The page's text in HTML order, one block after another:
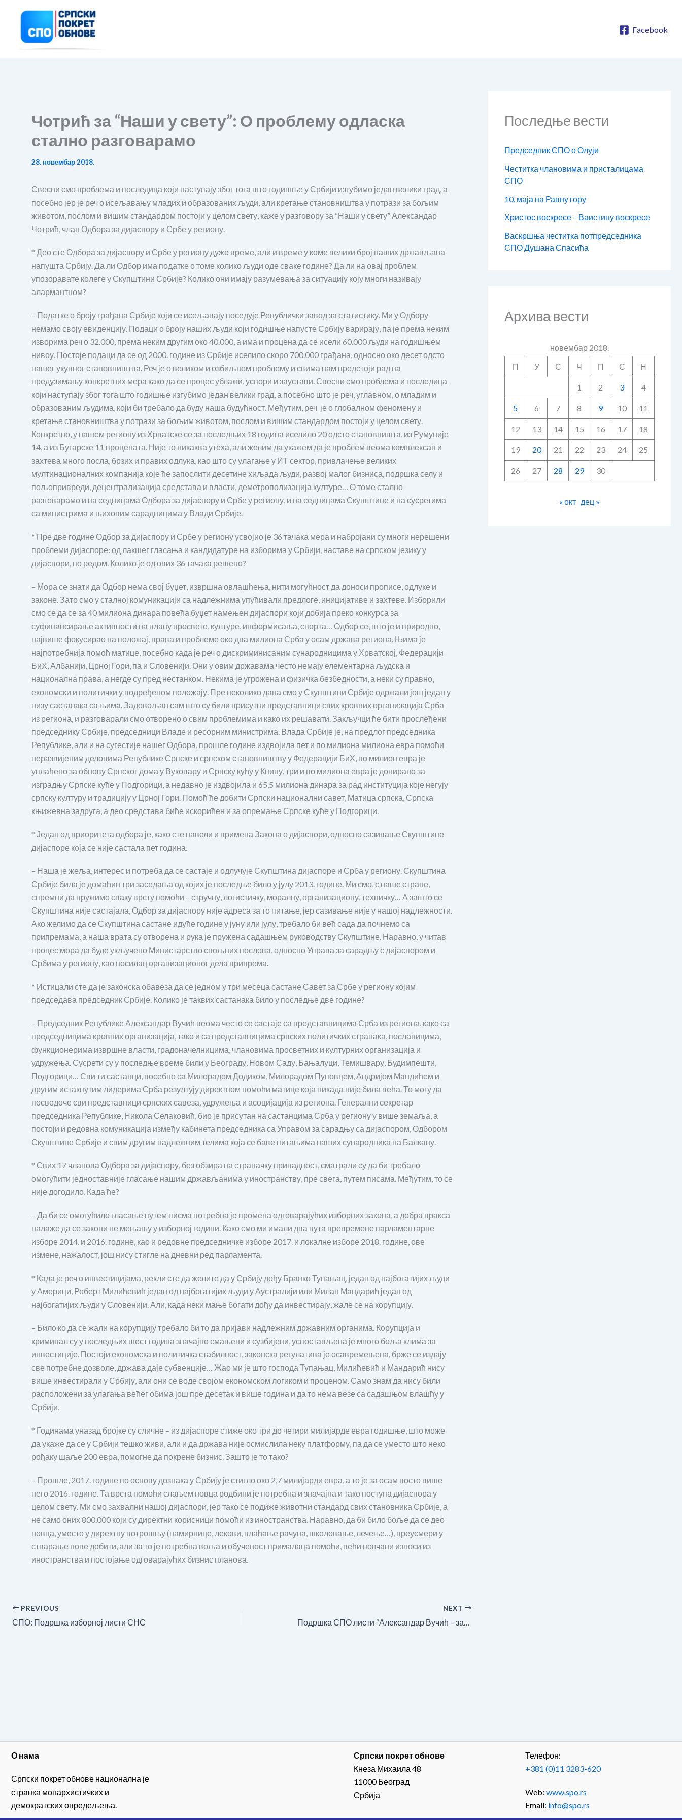
садржај
Facebook
Чотрић за “Наши у свету”: О проблему одласка
стално разговарамо
28. новембар 2018.
Свесни смо проблема и последица који наступају због тога што годишње у Србији изгубимо један велики град, а
посебно јер је реч о исељавању младих и образованих људи, али кретање становништва у потрази за бољим
животом, послом и вишим стандардом постоји у целом свету, каже у разговору за “Наши у свету” Александар
Чотрић, члан Одбора за дијаспору и Србе у региону.
* Део сте Одбора за дијаспору и Србе у региону дуже време, али и време у коме велики број наших држављана
напушта Србију. Да ли Одбор има податке о томе колико људи оде сваке године? Да ли на овај проблем
упозоравате колеге у Скупштини Србије? Колико они имају разумевања за ситуацију коју многи називају
алармантном?
– Податке о броју грађана Србије који се исељавају поседује Републички завод за статистику. Ми у Одбору
немамо своју евиденцију. Подаци о броју наших људи који годишње напусте Србију варирају, па је према неким
изворима реч о 32.000, према неким другим око 40.000, а има и процена да се исели 60.000 људи на годишњем
нивоу. Постоје подаци да се од 2000. године из Србије иселило скоро 700.000 грађана, односно око десет одсто
нашег укупног становништва. Реч је о великом и озбиљном проблему и свима нам предстоји рад на
предузимању конкретних мера како да се процес ублажи, успори и заустави. Свесни смо проблема и последица
који наступају због тога што годишње изгубимо један велики град, а посебно што је реч, углавном, о младим и
образованим људима, који би требало да буду наша будућност. Међутим, реч је о глобалном феномену и
кретање становништва у потрази за бољим животом, послом и вишим стандардом постоји у целом свету.
Конкретно, у нашем региону из Хрватске се за последњих 18 година иселило 20 одсто становништа, из Румуније
14, а из Бугарске 11 процената. Није то никаква утеха, али желим да укажем да је проблем веома комплексан и
захтева много посла, брзих и правих одлука, као што су улагање у ИТ сектор, привлачење великих
мултинационалних компанија које ће запослити десетине хиљада људи, развој малог бизниса, подршка селу и
пољопривреди, децентрализација средстава и власти, деметрополизација културе… О томе стално
разговарамо и на седницама Одбора за дијаспору и Србе у региону, и на седницама Скупштине и на сусретима
са министрима и њиховим сарадницима у Влади Србије.
* Пре две године Одбор за дијаспору и Србе у региону усвојио је 36 тачака мера и набројани су многи нерешени
проблеми дијаспоре: од лакшег гласања и кандидатуре на изборима у Србији, наставе на српском језику у
дијаспори, по редом. Колико је од ових 36 тачака решено?
– Мора се знати да Одбор нема свој буџет, извршна овлашћења, нити могућност да доноси прописе, одлуке и
законе. Зато смо у сталној комуникацији са надлежнима упућивали предлоге, иницијативе и захтеве. Изборили
смо се да се за 40 милиона динара повећа буџет намењен дијаспори који добија преко конкурса за
суфинансирање активности на плану просвете, културе, информисања, спорта… Одбор се, што је и природно,
највише фокусирао на положај, права и проблеме око два милиона Срба у осам држава региона. Њима је
најпотребнија помоћ матице, посебно када је реч о дискриминисаним сународницима у Хрватској, Федерацији
БиХ, Албанији, Црној Гори, па и Словенији. Они у овим државама често немају елементарна људска и
национална права, а негде су пред нестанком. Некима је угрожена и физичка безбедности, а неки су правно,
економски и политички у подређеном положају. Пре неколико дана смо у Скупштини Србије одржали још један у
низу састанака са њима. Задовољан сам што су били присутни представници свих кровних организација Срба
из региона, и разговарали смо отворено о свим проблемима и како их решавати. Закључци ће бити прослеђени
председнику Србије, председници Владе и ресорним министрима. Влада Србије је, на предлог председника
Републике, али и на сугестије нашег Одбора, прошле године издвојила пет и по милиона милиона евра помоћи
неразвијеним деловима Републике Српске и српском становништву у Федерацији БиХ, по милион евра је
уплаћено за обнову Српског дома у Вуковару и Српску кућу у Книну, три и по милиона евра је донирано за
изградњу Српске куће у Подгорици, а недавно је издвојила и 65,5 милиона динара за рад институција које негују
српску културу и традицију у Црној Гори. Помоћ ће добити Српски национални савет, Матица српска, Српска
књижевна задруга, а део средстава биће искорићен и за опремање Српске куће у Подгорици.
* Један од приоритета одбора је, како сте навели и примена Закона о дијаспори, односно сазивање Скупштине
дијаспоре која се није састала пет година.
– Наша је жеља, интерес и потреба да се састаје и одлучује Скупштина дијаспоре и Срба у региону. Скупштина
Србије била је домаћин три заседања од којих је последње било у јулу 2013. године. Ми смо, с наше стране,
спремни да пружимо сваку врсту помоћи – стручну, логистичку, моралну, организациону, техничку… А зашто се
Скупштина није састајала, Одбор за дијаспору није адреса за то питање, јер сазивање није у нашој надлежности.
Ако желимо да се Скупштина састане идуће године у јуну или јулу, требало би већ сада да почнемо са
припремама, а наша врата су отворена и рука је пружена садашњем руководству Скупштине. Наравно, у читав
процес мора да буде укључено Министарство спољних послова, односно Управа за сарадњу с дијаспором и
Србима у региону, као носилац организационог дела припрема.
* Истицали сте да је законска обавеза да се једном у три месеца састане Савет за Србе у региону којим
председава председник Србије. Колико је таквих састанака било у последње две године?
– Председник Републике Александар Вучић веома често се састаје са представницима Срба из региона, како са
председницима кровних организација, тако и са представницима српских политичких странака, посланицима,
функционерима извршне власти, градоначелницима, члановима просветних и културних организација и
удружења. Сусрети су у последње време били у Београду, Новом Саду, Бањалуци, Темишвару, Будимпешти,
Подгорици… Сви ти састанци, посебно са Милорадом Додиком, Милорадом Пуповцем, Андријом Мандићем и
другим истакнутим лидерима Срба резултују директном помоћи матице која никада није била већа. То могу да
посведоче сви представници српских савеза, удружења и асоцијација из региона. Генерални секретар
председника Републике, Никола Селаковић, био је присутан на састанцима Срба у региону у више земаља, а
постоји и редовна комуникација између кабинета председника са Управом за сарадњу са дијаспором, Одбором
Скупштине Србије и свим другим надлежним телима која се баве питањима наших сународника на Балкану.
* Свих 17 чланова Одбора за дијаспору, без обзира на страначку припадност, сматрали су да би требало
омогућити једноставније гласање нашим држављанима у иностранству, пре свега, путем писама. Међутим, то се
није догодило. Када ће?
– Да би се омогућило гласање путем писма потребна је промена одговарајућих изборних закона, а добра пракса
налаже да се закони не мењању у изборној години. Како смо ми имали два пута превремене парламентарне
изборе 2014. и 2016. године, као и редовне председничке изборе 2017. и локалне изборе 2018. године, ове
измене, нажалост, још нису стигле на дневни ред парламента.
* Када је реч о инвестицијама, рекли сте да желите да у Србију дођу Бранко Тупањац, један од најбогатијих људи
у Америци, Роберт Милићевић један од најбогатијих људи у Аустралији или Милан Мандарић један од
најбогатијих људи у Словенији. Али, када неки мање богати дођу да инвестирају, жале се на корупцију.
– Било ко да се жали на корупцију требало би то да пријави надлежним државним органима. Корупција и
криминал су у последњих шест година значајно смањени и сузбијени, успостављена је много боља клима за
инвестиције. Постоји економска и политичка стабилност, законска регулатива је осавремењена, брже се издају
све потребне дозволе, држава даје субвенције… Жао ми је што господа Тупањац, Милићевић и Мандарић нису
више инвестирали у Србију, али они се воде својом економском логиком и проценом. Само знам да нису били
расположени за улагања већег обима још пре десетак и више година и да то нема везе са садашњом влашћу у
Србији.
* Годинама уназад бројке су сличне – из дијаспоре стиже око три до четири милијарде евра годишње, што може
да укаже да се у Србији тешко живи, али и да држава није осмислила неку платформу, па да се уместо што неко
рођаку шаље 200 евра, помогне да покрене бизнис. Зашто је то тако?
– Прошле, 2017. године по основу дознака у Србију је стигло око 2,7 милијарди евра, а то је за осам посто више
него 2016. године. Та врста помоћи слањем новца родбини је потребна и значајна и тако поступа дијаспора у
целом свету. Ми смо захвални нашој дијаспори, јер тако се подиже животни стандард свих становника Србије, а
не само оних 800.000 који су директни корисници помоћи из иностранства. Наравно, да би било боље да се део
новца, уместо у директну потрошњу (намирнице, лекови, плаћање рачуна, школовање, лечење…), преусмери у
стварање нове добити, али за то је потребна воља и обученост прималаца помоћи, већи новчани износи из
иностранства и постојање одговарајућих бизнис планова.
PREVIOUS
СПО: Подршка изборној листи СНС
NEXT
Подршка СПО листи “Александар Вучић – зато што волимо Лучане и Драгачево”
Последње вести
Председник СПО о Олуји
Честитка члановима и присталицама
СПО
10. маја на Равну гору
Христос воскресе – Ваистину воскресе
Васкршња честитка потпредседника
СПО Душана Спасића
Архива вести
новембар 2018.
П
У С Ч П С Н
1 2 3 4
5 6 7 8 9 10 11
12 13 14 15 16 17 18
19 20 21 22 23 24 25
26 27 28 29 30
« окт дец »
О нама
Српски покрет обнове национална је
странка монархистичких и
демократских опредељења.
Српски покрет обнове
Кнеза Михаила 48
11000 Београд
Србија
Телефон:
+381 (0)11 3283-620
Web: www.spo.rs
Email: info@spo.rs